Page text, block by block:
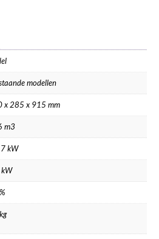
modellen
x 285 x 915 mm
m3
kW